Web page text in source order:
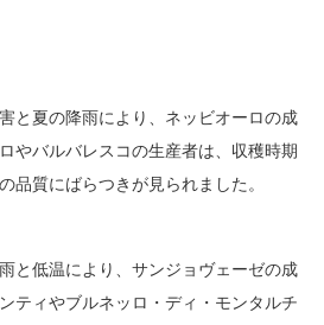
と夏の降雨により、ネッビオーロの成
やバルバレスコの生産者は、収穫時期
品質にばらつきが見られました。
と低温により、サンジョヴェーゼの成
ティやブルネッロ・ディ・モンタルチ